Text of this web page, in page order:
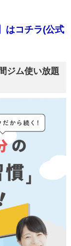
はコチラ(公式
ジム使い放題